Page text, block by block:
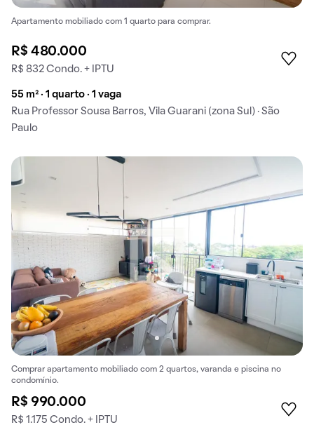
Apartamento mobiliado com 1 quarto para comprar.
R$ 480.000
R$ 832 Condo. + IPTU
55 m² · 1 quarto · 1 vaga
Rua Professor Sousa Barros, Vila Guarani (zona Sul) · São
Paulo
Comprar apartamento mobiliado com 2 quartos, varanda e piscina no
condomínio.
R$ 990.000
R$ 1.175 Condo. + IPTU